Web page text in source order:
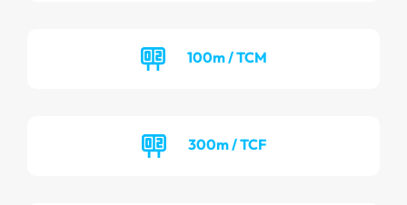
100m / TCM
300m / TCF